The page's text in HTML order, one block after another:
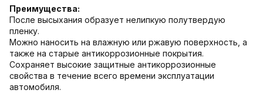
Преимущества:
После высыхания образует нелипкую полутвердую
пленку.
Можно наносить на влажную или ржавую поверхность, а
также на старые антикоррозионные покрытия.
Сохраняет высокие защитные антикоррозионные
свойства в течение всего времени эксплуатации
автомобиля.